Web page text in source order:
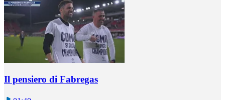
Il pensiero di Fabregas